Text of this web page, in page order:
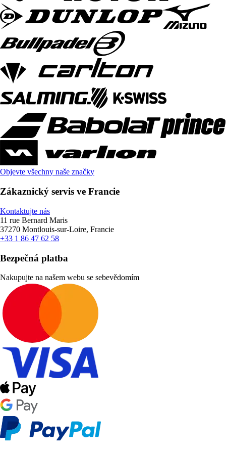
Objevte všechny naše značky
Zákaznický servis ve Francie
Kontaktujte nás
11 rue Bernard Maris
37270 Montlouis-sur-Loire, Francie
+33 1 86 47 62 58
Bezpečná platba
Nakupujte na našem webu se sebevědomím